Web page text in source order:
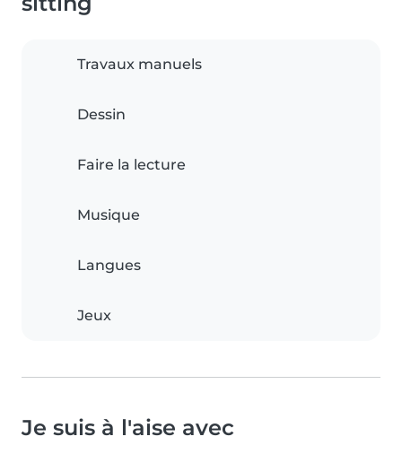
Travaux manuels
Dessin
Faire la lecture
Musique
Langues
Jeux
Je suis à l'aise avec